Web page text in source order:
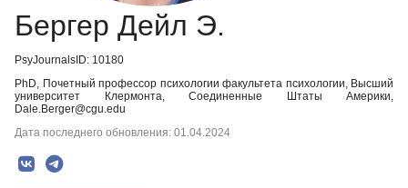
Бергер Дейл Э.
PsyJournalsID: 10180
PhD, Почетный профессор психологии факультета психологии, Высший
университет Клермонта, Соединенные Штаты Америки,
Dale.Berger@cgu.edu
Дата последнего обновления: 01.04.2024